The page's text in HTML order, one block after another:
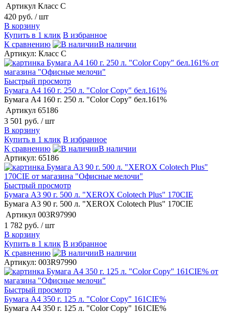
Артикул Класс С
420 руб. / шт
В корзину
Купить в 1 клик В избранное
К сравнению
В наличии
Артикул: Класс С
Быстрый просмотр
Бумага А4 160 г. 250 л. "Color Copy" бел.161%
Бумага А4 160 г. 250 л. "Color Copy" бел.161%
Артикул 65186
3 501 руб. / шт
В корзину
Купить в 1 клик В избранное
К сравнению
В наличии
Артикул: 65186
Быстрый просмотр
Бумага А3 90 г. 500 л. "XEROX Colotech Plus" 170CIE
Бумага А3 90 г. 500 л. "XEROX Colotech Plus" 170CIE
Артикул 003R97990
1 782 руб. / шт
В корзину
Купить в 1 клик В избранное
К сравнению
В наличии
Артикул: 003R97990
Быстрый просмотр
Бумага А4 350 г. 125 л. "Color Copy" 161CIE%
Бумага А4 350 г. 125 л. "Color Copy" 161CIE%